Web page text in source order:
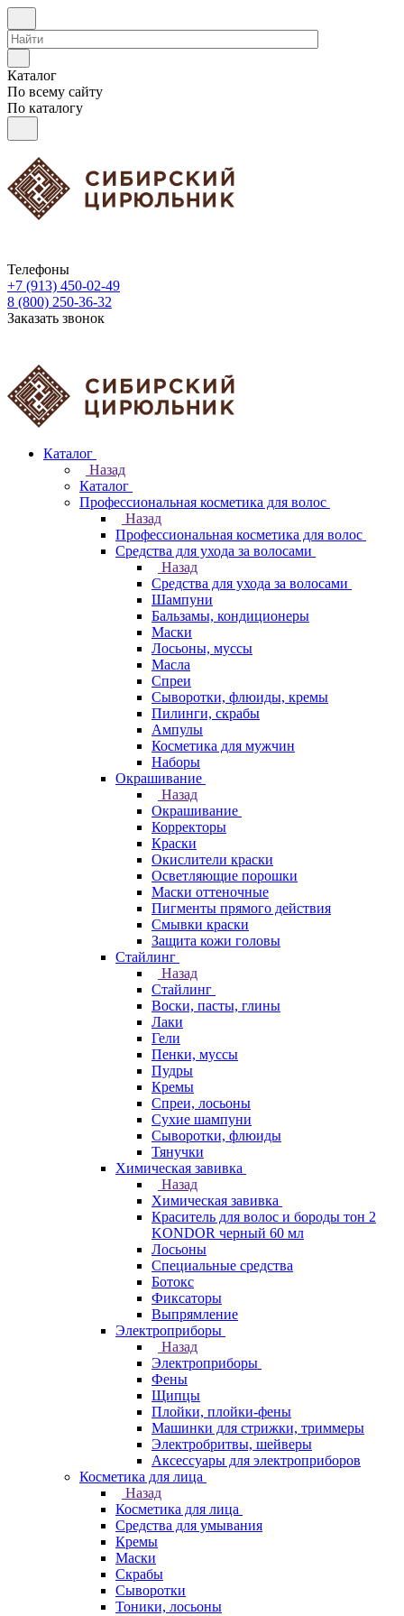
Каталог
По всему сайту
По каталогу
Телефоны
+7 (913) 450-02-49
8 (800) 250-36-32
Заказать звонок
Каталог
Назад
Каталог
Профессиональная косметика для волос
Назад
Профессиональная косметика для волос
Средства для ухода за волосами
Назад
Средства для ухода за волосами
Шампуни
Бальзамы, кондиционеры
Маски
Лосьоны, муссы
Масла
Спреи
Сыворотки, флюиды, кремы
Пилинги, скрабы
Ампулы
Косметика для мужчин
Наборы
Окрашивание
Назад
Окрашивание
Корректоры
Краски
Окислители краски
Осветляющие порошки
Маски оттеночные
Пигменты прямого действия
Смывки краски
Защита кожи головы
Стайлинг
Назад
Стайлинг
Воски, пасты, глины
Лаки
Гели
Пенки, муссы
Пудры
Кремы
Спреи, лосьоны
Сухие шампуни
Сыворотки, флюиды
Тянучки
Химическая завивка
Назад
Химическая завивка
Краситель для волос и бороды тон 2
KONDOR черный 60 мл
Лосьоны
Специальные средства
Ботокс
Фиксаторы
Выпрямление
Электроприборы
Назад
Электроприборы
Фены
Щипцы
Плойки, плойки-фены
Машинки для стрижки, триммеры
Электробритвы, шейверы
Аксессуары для электроприборов
Косметика для лица
Назад
Косметика для лица
Средства для умывания
Кремы
Маски
Скрабы
Сыворотки
Тоники, лосьоны